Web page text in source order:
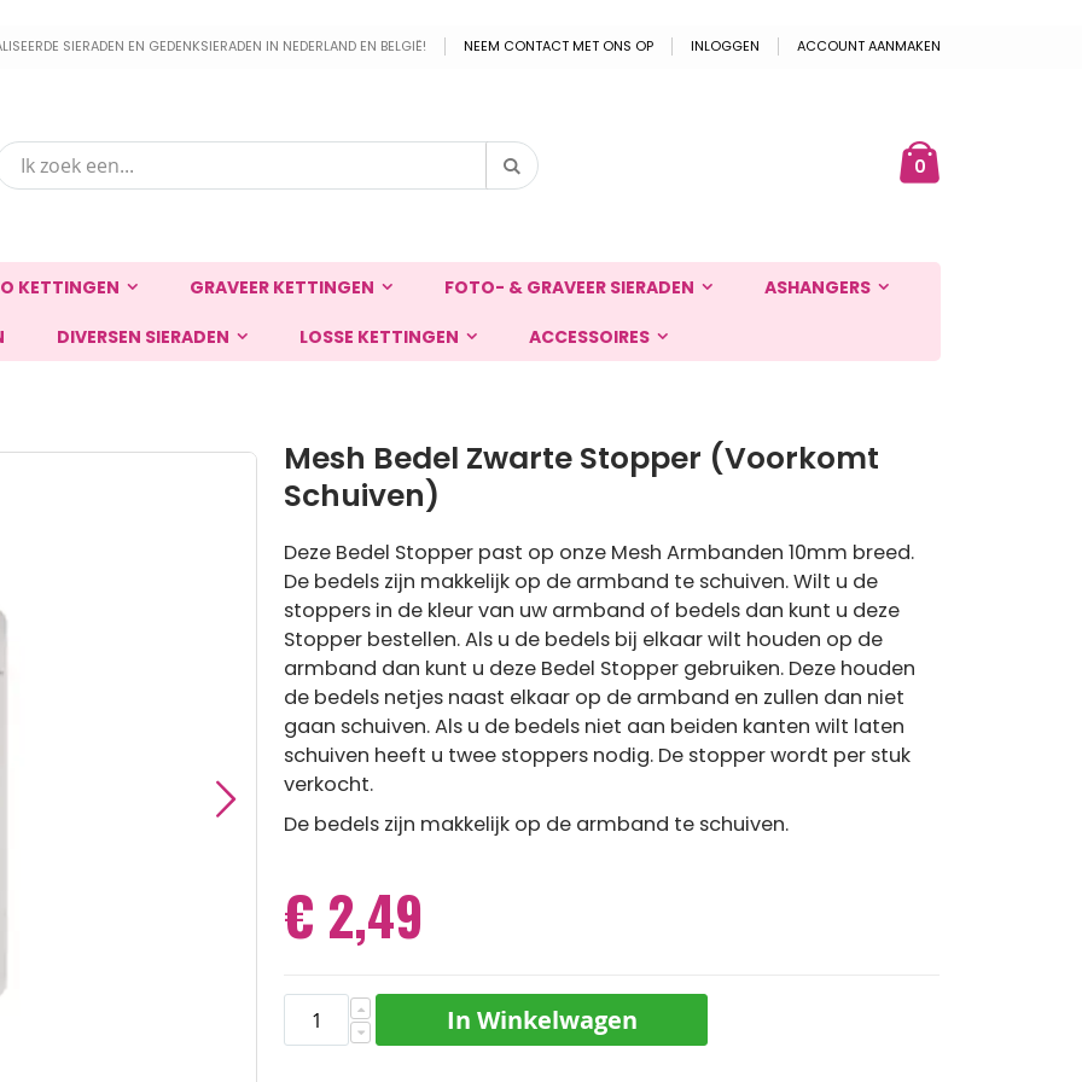
SIERADEN EN GEDENKSIERADEN IN NEDERLAND EN BELGIË! NEEM CONTACT MET ONS OP INLOGGEN ACCOUNT AANMAKEN
0producten
Zoek
KETTINGEN GRAVEER KETTINGEN FOTO- & GRAVEER SIERADEN ASHANGERS
DIVERSEN SIERADEN LOSSE KETTINGEN ACCESSOIRES
Mesh Bedel Zwarte Stopper (Voorkomt
Schuiven)
Deze Bedel Stopper past op onze Mesh Armbanden 10mm breed.
De bedels zijn makkelijk op de armband te schuiven. Wilt u de
stoppers in de kleur van uw armband of bedels dan kunt u deze
Stopper bestellen. Als u de bedels bij elkaar wilt houden op de
armband dan kunt u deze Bedel Stopper gebruiken. Deze houden
de bedels netjes naast elkaar op de armband en zullen dan niet
gaan schuiven. Als u de bedels niet aan beiden kanten wilt laten
schuiven heeft u twee stoppers nodig. De stopper wordt per stuk
verkocht.
De bedels zijn makkelijk op de armband te schuiven.
€ 2,49
In Winkelwagen